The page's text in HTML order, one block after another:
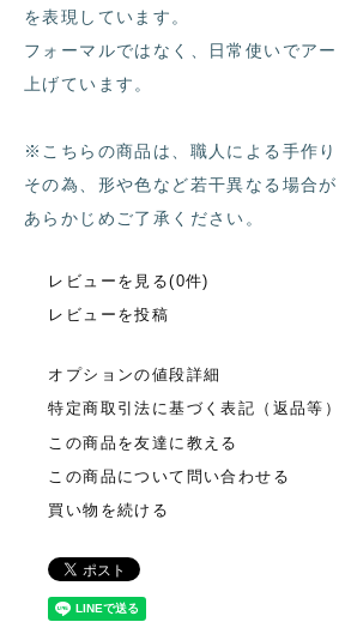
を表現しています。
フォーマルではなく、日常使いでア
上げています。
※こちらの商品は、職人による手作り
その為、形や色など若干異なる場合が
あらかじめご了承ください。
レビューを見る(0件)
レビューを投稿
オプションの値段詳細
特定商取引法に基づく表記（返品等）
この商品を友達に教える
この商品について問い合わせる
買い物を続ける